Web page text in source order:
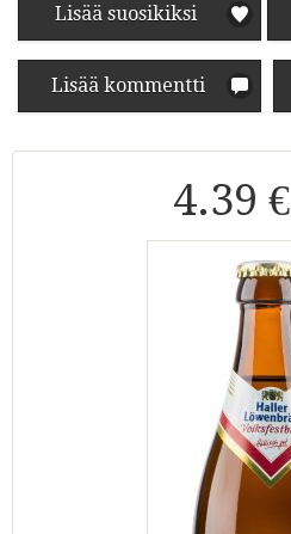
Lisää suosikiksi
Lisää kommentti
4.39 €